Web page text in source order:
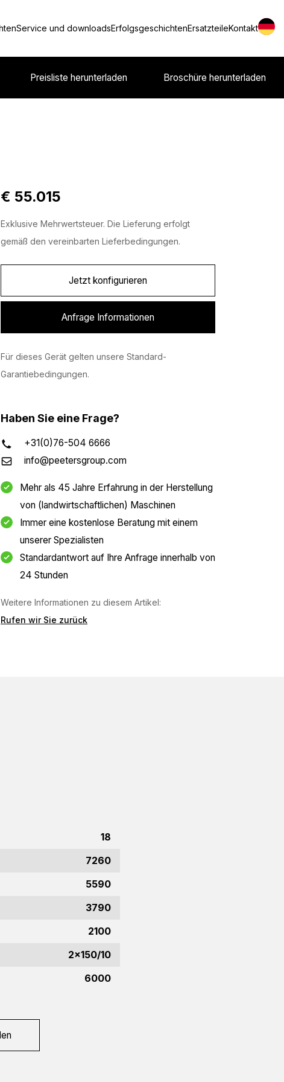
Service und downloadsErfolgsgeschichtenErsatzteileKontakt
Preisliste herunterladen Broschüre herunterladen
€ 55.015
Exklusive Mehrwertsteuer. Die Lieferung erfolgt
gemäß den vereinbarten Lieferbedingungen.
Jetzt konfigurieren
Anfrage Informationen
Für dieses Gerät gelten unsere Standard-
Garantiebedingungen.
Haben Sie eine Frage?
+31(0)76-504 6666
info@peetersgroup.com
Mehr als 45 Jahre Erfahrung in der Herstellung
von (landwirtschaftlichen) Maschinen
Immer eine kostenlose Beratung mit einem
unserer Spezialisten
Standardantwort auf Ihre Anfrage innerhalb von
24 Stunden
Weitere Informationen zu diesem Artikel:
Rufen wir Sie zurück
18
7260
5590
3790
2100
2x150/10
6000